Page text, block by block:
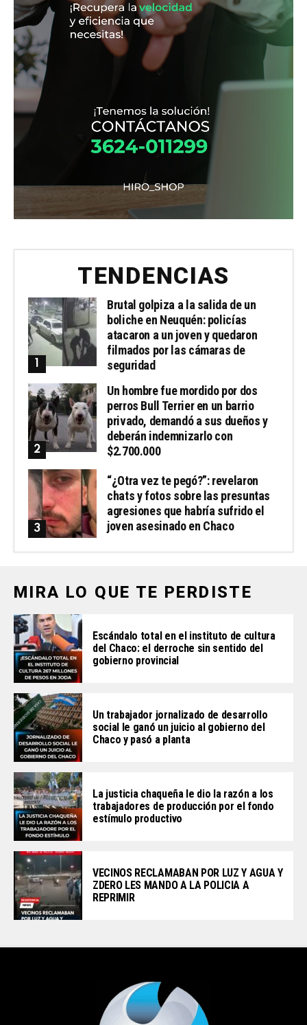
TENDENCIAS
Brutal golpiza a la salida de un
boliche en Neuquén: policías
atacaron a un joven y quedaron
filmados por las cámaras de
seguridad
Un hombre fue mordido por dos
perros Bull Terrier en un barrio
privado, demandó a sus dueños y
deberán indemnizarlo con
$2.700.000
“¿Otra vez te pegó?”: revelaron
chats y fotos sobre las presuntas
agresiones que habría sufrido el
joven asesinado en Chaco
MIRA LO QUE TE PERDISTE
Escándalo total en el instituto de cultura
del Chaco: el derroche sin sentido del
gobierno provincial
Un trabajador jornalizado de desarrollo
social le ganó un juicio al gobierno del
Chaco y pasó a planta
La justicia chaqueña le dio la razón a los
trabajadores de producción por el fondo
estímulo productivo
VECINOS RECLAMABAN POR LUZ Y AGUA Y
ZDERO LES MANDO A LA POLICIA A
REPRIMIR